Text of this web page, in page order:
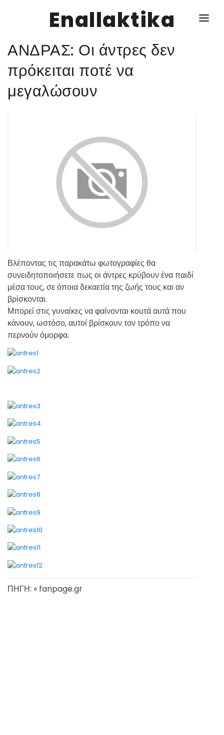
Enallaktika
NEWS
ΥΓΕΙΑ
ΕΝΑΛΛΑΚΤΙΚΑ
ΑΥΤΑΡΚΕΙΑ
ΑΝΔΡΑΣ: Οι άντρες δεν
πρόκειται ποτέ να
μεγαλώσουν
Βλέποντας τις παρακάτω φωτογραφίες θα
συνειδητοποιήσετε πως οι άντρες κρύβουν ένα παιδί
μέσα τους, σε όποια δεκαετία της ζωής τους και αν
βρίσκονται.
Μπορεί στις γυναίκες να φαίνονται κουτά αυτά που
κάνουν, ωστόσο, αυτοί βρίσκουν τον τρόπο να
περνούν όμορφα.
ΠΗΓΗ: » fanpage.gr